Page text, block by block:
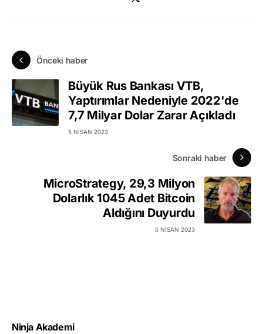
Önceki haber
Büyük Rus Bankası VTB,
Yaptırımlar Nedeniyle 2022'de
7,7 Milyar Dolar Zarar Açıkladı
5 NISAN 2023
Sonraki haber
MicroStrategy, 29,3 Milyon
Dolarlık 1045 Adet Bitcoin
Aldığını Duyurdu
5 NISAN 2023
Ninja Akademi